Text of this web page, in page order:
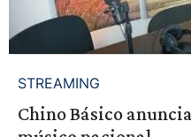
STREAMING
Chino Básico